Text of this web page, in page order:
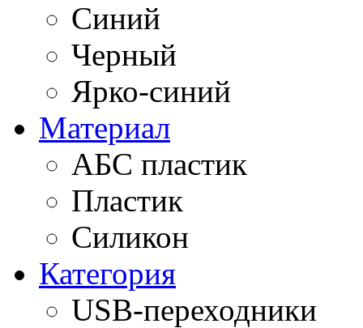
Синий
Черный
Ярко-синий
Материал
АБС пластик
Пластик
Силикон
Категория
USB-переходники